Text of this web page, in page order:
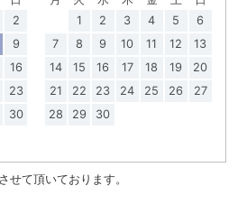
2
9
16
23
30
1
2 3 4 5
6
7
8 9 10 11 12
13
14
15 16 17 18 19
20
21
22 23 24 25 26
27
28
29 30
せて頂いております。